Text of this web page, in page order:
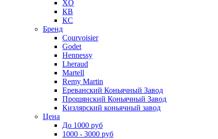
XO
КВ
КС
Бренд
Courvoisier
Godet
Hennessy
Lheraud
Martell
Remy Martin
Ереванский Коньячный Завод
Прошянский Коньячный Завод
Кизлярский коньячный завод
Цена
До 1000 руб
1000 - 3000 руб